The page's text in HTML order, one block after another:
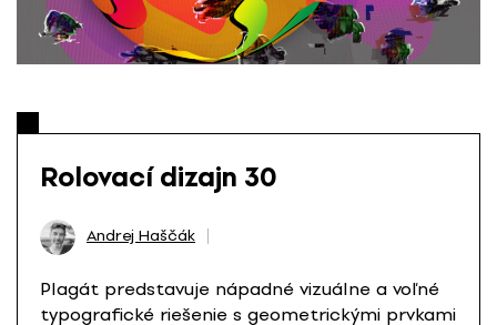
Rolovací dizajn 30
Andrej Haščák
Plagát predstavuje nápadné vizuálne a voľné
typografické riešenie s geometrickými prvkami